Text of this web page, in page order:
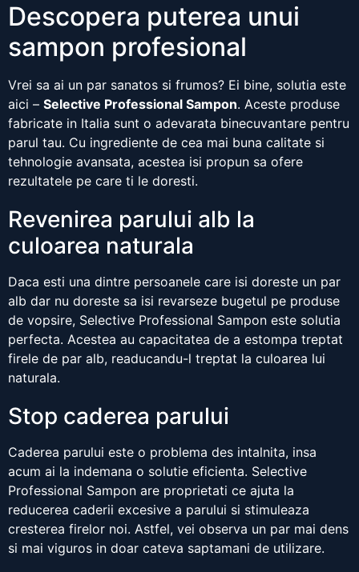
Descopera puterea unui
sampon profesional
Vrei sa ai un par sanatos si frumos? Ei bine, solutia este
aici – Selective Professional Sampon. Aceste produse
fabricate in Italia sunt o adevarata binecuvantare pentru
parul tau. Cu ingrediente de cea mai buna calitate si
tehnologie avansata, acestea isi propun sa ofere
rezultatele pe care ti le doresti.
Revenirea parului alb la
culoarea naturala
Daca esti una dintre persoanele care isi doreste un par
alb dar nu doreste sa isi revarseze bugetul pe produse
de vopsire, Selective Professional Sampon este solutia
perfecta. Acestea au capacitatea de a estompa treptat
firele de par alb, readucandu-l treptat la culoarea lui
naturala.
Stop caderea parului
Caderea parului este o problema des intalnita, insa
acum ai la indemana o solutie eficienta. Selective
Professional Sampon are proprietati ce ajuta la
reducerea caderii excesive a parului si stimuleaza
cresterea firelor noi. Astfel, vei observa un par mai dens
si mai viguros in doar cateva saptamani de utilizare.